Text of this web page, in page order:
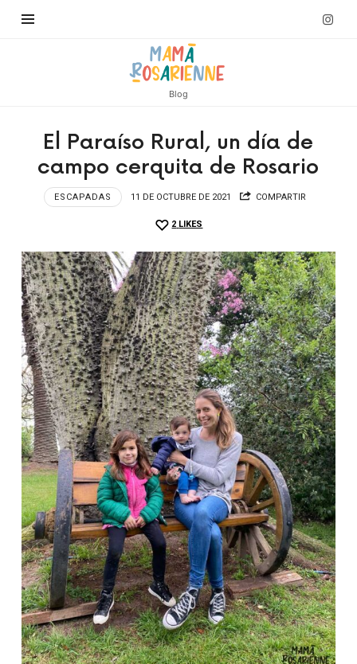
Blog
El Paraíso Rural, un día de
campo cerquita de Rosario
ESCAPADAS 11 DE OCTUBRE DE 2021 COMPARTIR
2 LIKES